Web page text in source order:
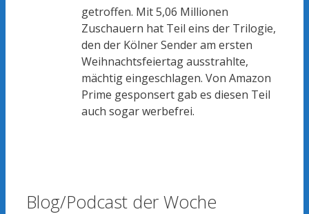
getroffen. Mit 5,06 Millionen
Zuschauern hat Teil eins der Trilogie,
den der Kölner Sender am ersten
Weihnachtsfeiertag ausstrahlte,
mächtig eingeschlagen. Von Amazon
Prime gesponsert gab es diesen Teil
auch sogar werbefrei.
Blog/Podcast der Woche